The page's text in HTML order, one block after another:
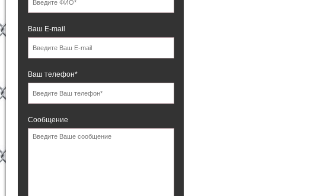
Ваш E-mail
Ваш телефон*
Сообщение